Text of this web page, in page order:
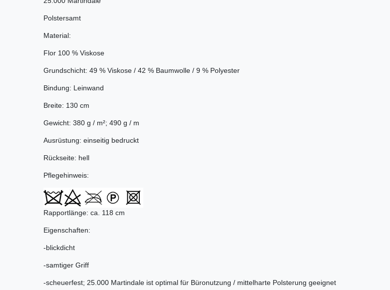
Polstersamt
Material:
Flor 100 % Viskose
Grundschicht: 49 % Viskose / 42 % Baumwolle / 9 % Polyester
Bindung: Leinwand
Breite: 130 cm
Gewicht: 380 g / m²; 490 g / m
Ausrüstung: einseitig bedruckt
Rückseite: hell
Pflegehinweis:
Rapportlänge: ca. 118 cm
Eigenschaften:
-blickdicht
-samtiger Griff
-scheuerfest; 25.000 Martindale ist optimal für Büronutzung / mittelharte Polsterung geeignet